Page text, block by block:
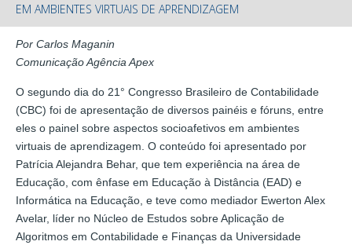
EM AMBIENTES VIRTUAIS DE APRENDIZAGEM
Por Carlos Maganin
Comunicação Agência Apex
O segundo dia do 21° Congresso Brasileiro de Contabilidade
(CBC) foi de apresentação de diversos painéis e fóruns, entre
eles o painel sobre aspectos socioafetivos em ambientes
virtuais de aprendizagem. O conteúdo foi apresentado por
Patrícia Alejandra Behar, que tem experiência na área de
Educação, com ênfase em Educação à Distância (EAD) e
Informática na Educação, e teve como mediador Ewerton Alex
Avelar, líder no Núcleo de Estudos sobre Aplicação de
Algoritmos em Contabilidade e Finanças da Universidade